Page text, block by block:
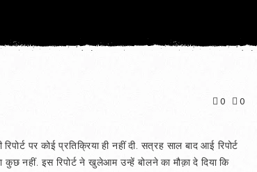
0 0
पर कोई प्रतिक्रिया ही नहीं दी. सत्रह साल बाद आई रिपोर्ट
नहीं. इस रिपोर्ट ने खुलेआम उन्हें बोलने का मौक़ा दे दिया कि